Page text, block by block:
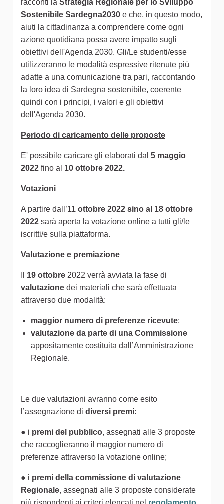
Sostenibile Sardegna2030 e che, in questo modo,
aiuti la cittadinanza a comprendere come ogni
azione quotidiana possa avere impatto sugli
obiettivi dell'Agenda 2030. Gli/Le studenti/esse
utilizzeranno le modalità espressive ritenute più
adatte a una comunicazione tra pari, raccontando
la loro idea di Sardegna sostenibile, coerente
quindi con i principi, i valori e gli obiettivi
dell'Agenda 2030.
Periodo di caricamento delle proposte
E' possibile caricare gli elaborati dal 5 maggio
2022 fino al 10 ottobre 2022.
Votazioni
A partire dall’11 ottobre 2022 sino al 18 ottobre
2022 sarà aperta la votazione online a tutti gli/le
iscritti/e sulla piattaforma.
Valutazione e premiazione
19 ottobre 2022 verrà avviata la fase di
valutazione dei materiali che sarà effettuata
attraverso due modalità:
maggior numero di preferenze ricevute;
valutazione da parte di una Commissione
appositamente costituita dall’Amministrazione
Regionale.
Le due valutazioni avranno come esito
l’assegnazione di diversi premi:
● i premi del pubblico, assegnati alle 3 proposte
che raccoglieranno il maggior numero di
preferenze attraverso la votazione online;
● i premi della commissione di valutazione
Regionale, assegnati alle 3 proposte considerate